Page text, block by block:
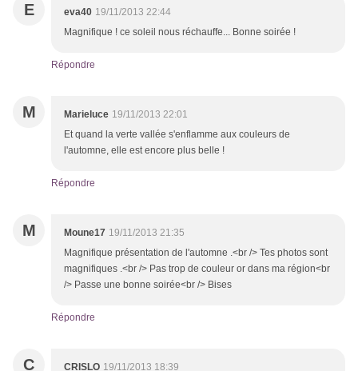
E eva40 19/11/2013 22:44
Magnifique ! ce soleil nous réchauffe... Bonne soirée !
Répondre
M Marieluce 19/11/2013 22:01
Et quand la verte vallée s'enflamme aux couleurs de
l'automne, elle est encore plus belle !
Répondre
M Moune17 19/11/2013 21:35
Magnifique présentation de l'automne .<br /> Tes photos sont
magnifiques .<br /> Pas trop de couleur or dans ma région<br
/> Passe une bonne soirée<br /> Bises
Répondre
C CRISLO 19/11/2013 18:39